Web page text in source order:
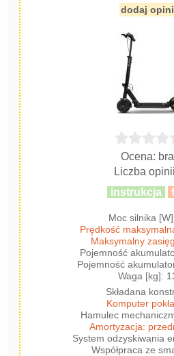
dodaj
Ocena:
Liczba
instrukcja
Moc silnika
Prędkość
Maksymalny
Pojemność
Pojemność
Waga [kg]:
Składana
Komputer
Hamulec
Amortyzacja:
System odzyskiwania
Współpraca ze